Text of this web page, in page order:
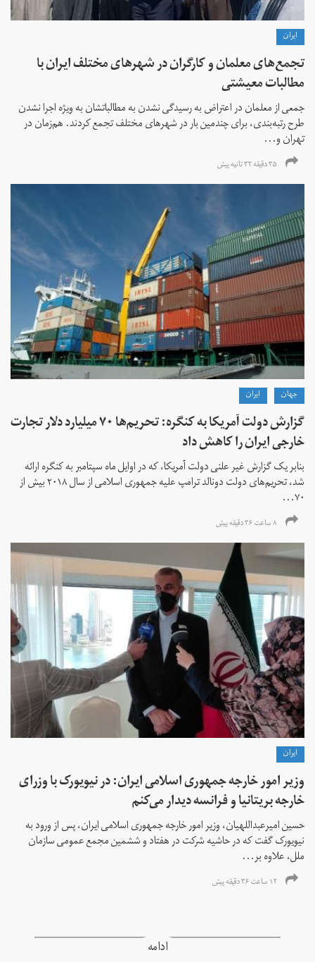
ايران
تجمع‌های معلمان و کارگران در شهرهای مختلف ایران با
مطالبات معیشتی
جمعی از معلمان در اعتراض به رسیدگی نشدن به مطالباتشان به ویژه اجرا نشدن
طرح رتبه‌بندی، برای چندمین بار در شهرهای مختلف تجمع کردند. هم‌زمان در
تهران و...
۳۵ دقیقه ۳۲ ثانیه پیش
جهان ايران
گزارش دولت آمریکا به کنگره: تحریم‌ها ۷۰ میلیارد دلار تجارت
خارجی ایران را کاهش داد
بنابر یک گزارش غیر علنی دولت آمریکا، که در اوایل ماه سپتامبر به کنگره ارائه
شد، تحریم‌های دولت دونالد ترامپ علیه جمهوری اسلامی از سال ۲۰۱۸ بیش از
۷۰...
۸ ساعت ۳۶ دقیقه پیش
ايران
وزیر امور خارجه جمهوری اسلامی ایران: در نیویورک با وزرای
خارجه بریتانیا و فرانسه دیدار می‌کنم
حسین امیرعبداللهیان، وزیر امور خارجه جمهوری اسلامی ایران، پس از ورود به
نیویورک گفت که در حاشیه شرکت در هفتاد و ششمین مجمع عمومی سازمان
ملل، علاوه بر...
۱۲ ساعت ۳۶ دقیقه پیش
ادامه